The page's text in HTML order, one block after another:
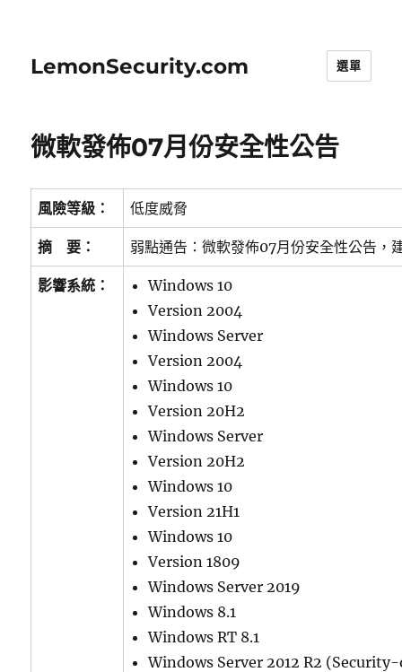
LemonSecurity.com 選單
微軟發佈07月份安全性公告
風險等級： 低度威脅
摘 要： 弱點通告：微軟發佈07月份安全性公告，
影響系統：
Windows 10
Version 2004
Windows Server
Version 2004
Windows 10
Version 20H2
Windows Server
Version 20H2
Windows 10
Version 21H1
Windows 10
Version 1809
Windows Server 2019
Windows 8.1
Windows RT 8.1
Windows Server 2012 R2